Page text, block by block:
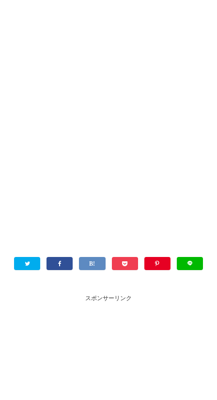
スポンサーリンク